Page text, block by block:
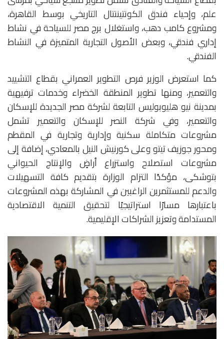
علم، وإحياء فندق الكونتيننتال التاريخي بوسط القاهرة،
ومشروع كامب دهب، واستغلال برج مصر للسياحة في نشاط
إداري فندقي، وبعض الأصول التجارية المتميزة في النشاط
الفندقي.
كما استعرض الوزير فرص التطوير العمراني بقطاع التشييد
والتعمير، ومنها تطوير المنطقة الخضراء وخدمات ترفيهية
بمدينة نيو هليوبوليس التابعة لشركة مصر الجديدة للإسكان
والتعمير، وفي شركة النصر للإسكان والتعمير تشمل
مشروعات متكاملة سكنية وإدارية وتجارية في المقطم
ومحور جوزيف تيتو وعلى كورنيش النيل بالمعادي، إضافة إلى
مشروعات استصلاح واستزراع أراضٍ والإنتاج الحيواني
بتوشكى، مؤكدًا التزام الوزارة بتقديم كافة التسهيلات
والدعم للمستثمرين الراغبين في المشاركة بهذه المشروعات
باعتبارها مسارًا استراتيجيًا لتحقيق التنمية الاقتصادية
المستدامة وتعزيز الشراكات الإقليمية.